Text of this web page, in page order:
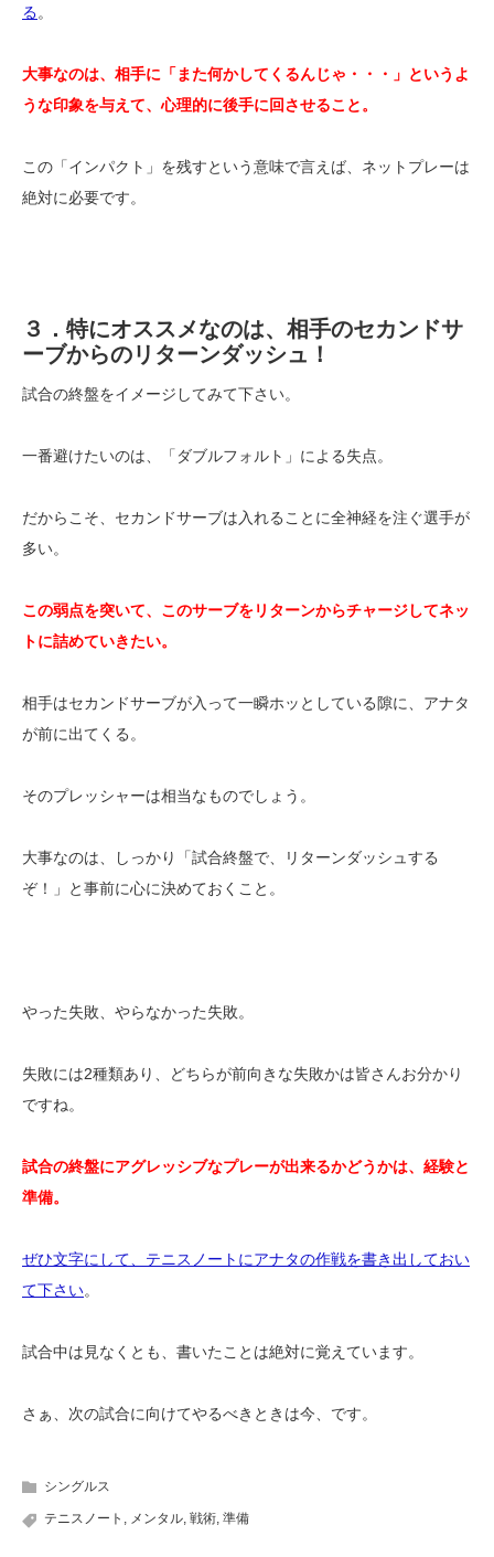
る。
大事なのは、相手に「また何かしてくるんじゃ・・・」というよ
うな印象を与えて、心理的に後手に回させること。
この「インパクト」を残すという意味で言えば、ネットプレーは
絶対に必要です。
３．特にオススメなのは、相手のセカンドサ
ーブからのリターンダッシュ！
試合の終盤をイメージしてみて下さい。
一番避けたいのは、「ダブルフォルト」による失点。
だからこそ、セカンドサーブは入れることに全神経を注ぐ選手が
多い。
この弱点を突いて、このサーブをリターンからチャージしてネッ
トに詰めていきたい。
相手はセカンドサーブが入って一瞬ホッとしている隙に、アナタ
が前に出てくる。
そのプレッシャーは相当なものでしょう。
大事なのは、しっかり「試合終盤で、リターンダッシュする
ぞ！」と事前に心に決めておくこと。
やった失敗、やらなかった失敗。
失敗には2種類あり、どちらが前向きな失敗かは皆さんお分かり
ですね。
試合の終盤にアグレッシブなプレーが出来るかどうかは、経験と
準備。
ぜひ文字にして、テニスノートにアナタの作戦を書き出しておい
て下さい。
試合中は見なくとも、書いたことは絶対に覚えています。
さぁ、次の試合に向けてやるべきときは今、です。
シングルス
テニスノート , メンタル, 戦術, 準備